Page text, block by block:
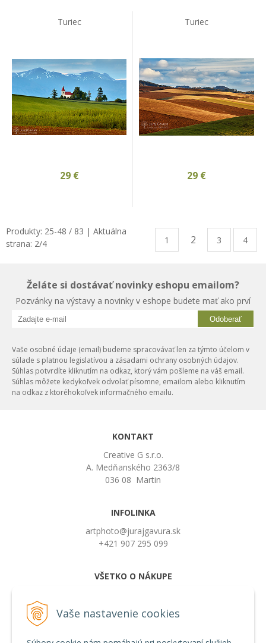
Vaše nastavenie cookies
Turiec
29 €
Turiec
29 €
1 2 3 4
Produkty: 25-48 / 83 | Aktuálna
strana: 2/4
Želáte si dostávať novinky eshopu emailom?
Pozvánky na výstavy a novinky v eshope budete mať ako prví
Odoberať
Vaše osobné údaje (email) budeme spracovávať len za týmto účelom v
súlade s platnou legislatívou a zásadami ochrany osobných údajov.
Súhlas potvrdíte kliknutím na odkaz, ktorý vám pošleme na váš email.
Súhlas môžete kedykoľvek odvolať písomne, emailom alebo kliknutím
na odkaz z ktoréhokoľvek informačného emailu.
KONTAKT
Creative G s.r.o.
A. Medňanského 2363/8
036 08 Martin
INFOLINKA
artphoto@jurajgavura.sk
+421 907 295 099
VŠETKO O NÁKUPE
Možnosti platby a doprava
Používanie cookies